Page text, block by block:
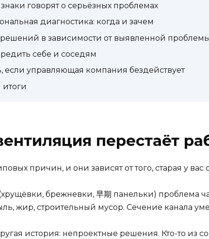
говорят о серьёзных проблемах
диагностика: когда и зачем
в зависимости от выявленной проблемы
себе и соседям
если управляющая компания бездействует
перестаёт
причин, и они зависят от того, старая у
брежневки, 早期 панельки) проблема
жир, строительный мусор. Сечение канала
история: непроектные решения. Кто-то из